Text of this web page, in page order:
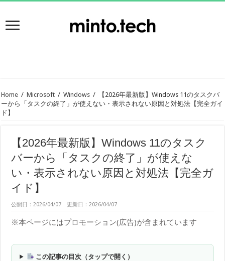
Home / Microsoft / Windows /
【2026年最新版】Windows 11のタスクバ
ーから「タスクの終了」が使えない・表示されない原因と対処法【完全ガイ
ド】
【2026年最新版】Windows 11のタスク
バーから「タスクの終了」が使えな
い・表示されない原因と対処法【完全ガ
イド】
公開日：2026/04/07 更新日：2026/04/07
※本ページにはプロモーション(広告)が含まれています
この記事の目次（タップで開く）